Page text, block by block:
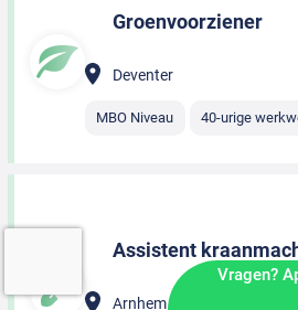
Groenvoorziener
Deventer
MBO Niveau 40-urige
Assistent
Arnhem
Vragen?